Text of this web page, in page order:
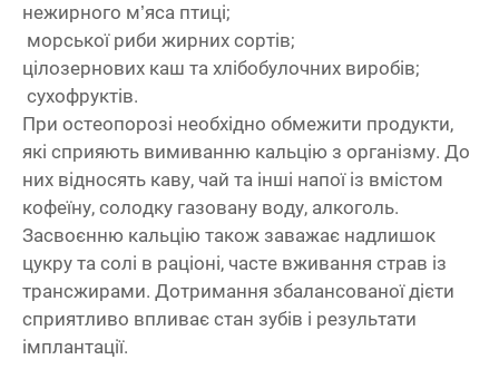
нежирного м’яса птиці;
морської риби жирних сортів;
цілозернових каш та хлібобулочних виробів;
сухофруктів.
При остеопорозі необхідно обмежити продукти,
які сприяють вимиванню кальцію з організму. До
них відносять каву, чай та інші напої із вмістом
кофеїну, солодку газовану воду, алкоголь.
Засвоєнню кальцію також заважає надлишок
цукру та солі в раціоні, часте вживання страв із
трансжирами. Дотримання збалансованої дієти
сприятливо впливає стан зубів і результати
імплантації.